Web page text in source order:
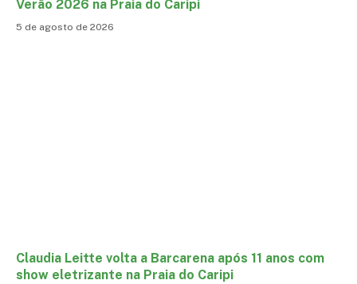
Verão 2026 na Praia do Caripi
5 de agosto de 2026
Claudia Leitte volta a Barcarena após 11 anos com
show eletrizante na Praia do Caripi